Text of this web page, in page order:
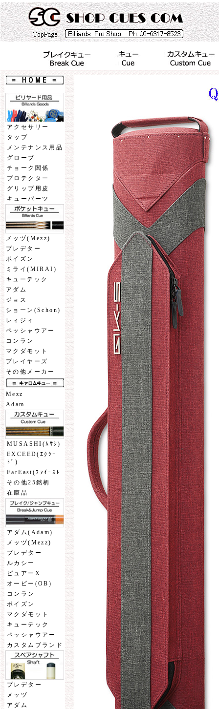
アクセサリー
タップ
メンテナンス用品
グローブ
チョーク関係
プロテクター
グリップ用皮
キューパーツ
メッヅ(Mezz)
プレデター
ポイズン
ミライ(MIRAI)
キューテック
アダム
ジョス
ショーン(Schon)
レィジィ
ペッシャウアー
コンラン
マクダモット
プレイヤーズ
その他メーカー
Mezz
Adam
MUSASHI(ﾑｻｼ)
EXCEED(ｴｸｼｰ
ﾄﾞ)
FarEast(ﾌｧｲｰｽﾄ
その他25銘柄
在庫品
アダム(Adam)
メッヅ(Mezz)
プレデター
ルカシー
ピュアーX
オービー(OB)
コンラン
ポイズン
マクダモット
キューテック
ペッシャウアー
カスタムブランド
プレデター
メッヅ
アダム